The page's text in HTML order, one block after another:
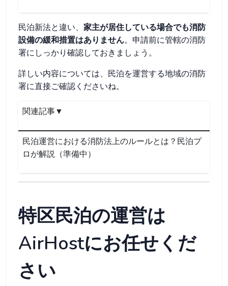
民泊新法と違い、 家主が居住している場合でも消防
設備の緩和措置はありません。申請前に管轄の消防
署にしっかり確認しておきましょう。
詳しい内容については、民泊を運営する地域の消防
署に直接ご確認くださいね。
関連記事▼
民泊運営における消防法上のルールとは？民泊プ
ロが解説（準備中）
特区民泊の運営は
AirHostにお任せくだ
さい